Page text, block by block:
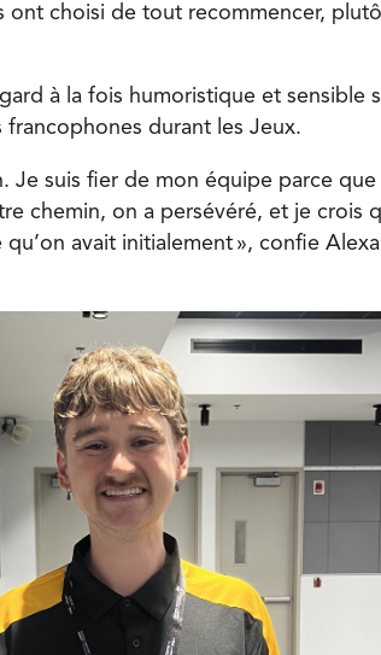
ont choisi de tout recommencer,
à la fois humoristique et sensible
francophones durant les Jeux.
Je suis fier de mon équipe parce que
chemin, on a persévéré, et je crois
avait initialement », confie